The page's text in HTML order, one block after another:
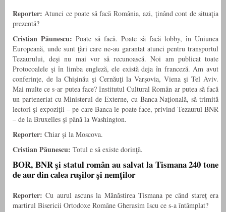
Reporter: Atunci ce poate să facă România, azi, ţinând cont de situaţia
prezentă?
Cristian Păunescu: Poate să facă. Poate să facă lobby, în Uniunea
Europeană, unde sunt ţări care ne-au garantat atunci pentru transportul
Tezaurului, deşi nu mai vor să recunoască. Noi am publicat toate
Protocoalele şi în limba engleză, ele există deja în franceză. Am avut
conferinţe, de la Chişinău şi Cernăuţi la Varşovia, Viena şi Tel Aviv.
Mai multe ce s-ar putea face? Institutul Cultural Român ar putea să facă
un parteneriat cu Ministerul de Externe, cu Banca Naţională, să trimită
lectori şi expoziţii – pe care Banca le poate face, privind Tezaurul BNR
– de la Bruxelles şi până la Washington.
Reporter: Chiar şi la Moscova.
Cristian Păunescu: Totul e să existe dorinţă.
BOR, BNR şi statul român au salvat la Tismana 240 tone
de aur din calea ruşilor şi nemţilor
Reporter: Cu aurul ascuns la Mănăstirea Tismana pe când stareţ era
martirul Bisericii Ortodoxe Române Gherasim Iscu ce s-a întâmplat?